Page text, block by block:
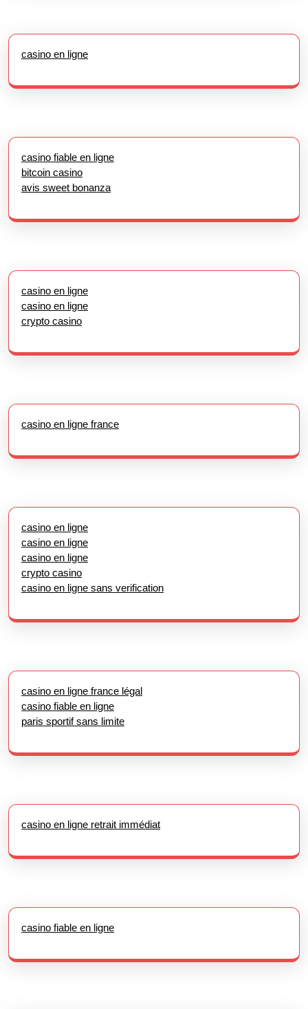
casino en ligne
casino fiable en ligne
bitcoin casino
avis sweet bonanza
casino en ligne
casino en ligne
crypto casino
casino en ligne france
casino en ligne
casino en ligne
casino en ligne
crypto casino
casino en ligne sans verification
casino en ligne france légal
casino fiable en ligne
paris sportif sans limite
casino en ligne retrait immédiat
casino fiable en ligne